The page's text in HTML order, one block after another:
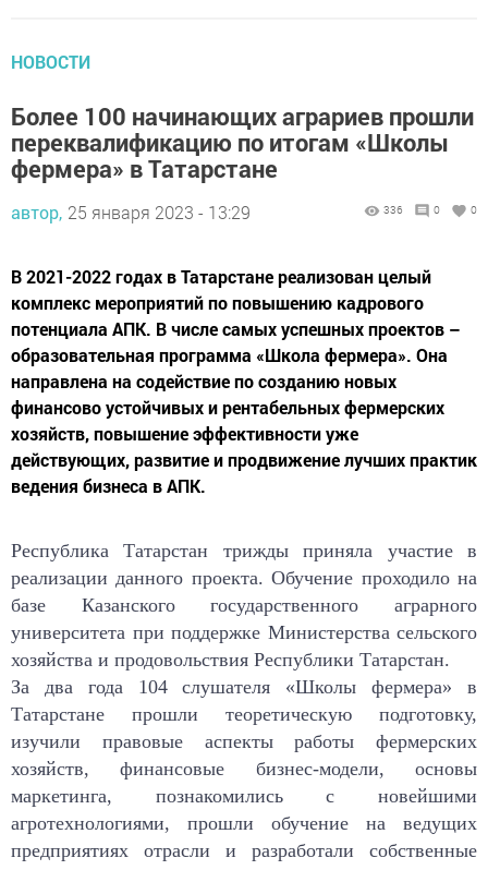
НОВОСТИ
Более 100 начинающих аграриев прошли
переквалификацию по итогам «Школы
фермера» в Татарстане
автор, 25 января 2023 - 13:29 336 0 0
В 2021-2022 годах в Татарстане реализован целый
комплекс мероприятий по повышению кадрового
потенциала АПК. В числе самых успешных проектов –
образовательная программа «Школа фермера». Она
направлена на содействие по созданию новых
финансово устойчивых и рентабельных фермерских
хозяйств, повышение эффективности уже
действующих, развитие и продвижение лучших практик
ведения бизнеса в АПК.
Республика Татарстан трижды приняла участие в
реализации данного проекта. Обучение проходило на
базе Казанского государственного аграрного
университета при поддержке Министерства сельского
хозяйства и продовольствия Республики Татарстан.
За два года 104 слушателя «Школы фермера» в
Татарстане прошли теоретическую подготовку,
изучили правовые аспекты работы фермерских
хозяйств, финансовые бизнес-модели, основы
маркетинга, познакомились с новейшими
агротехнологиями, прошли обучение на ведущих
предприятиях отрасли и разработали собственные